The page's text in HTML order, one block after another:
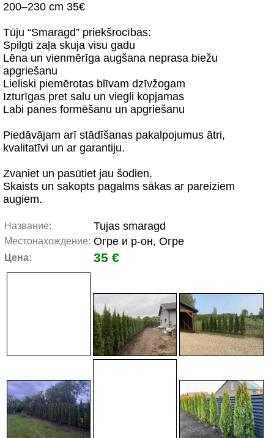
200–230 cm 35€
Tūju “Smaragd” priekšrocības:
Spilgti zaļa skuja visu gadu
Lēna un vienmērīga augšana neprasa biežu
apgriešanu
Lieliski piemērotas blīvam dzīvžogam
Izturīgas pret salu un viegli kopjamas
Labi panes formēšanu un apgriešanu
Piedāvājam arī stādīšanas pakalpojumus ātri,
kvalitatīvi un ar garantiju.
Zvaniet un pasūtiet jau šodien.
Skaists un sakopts pagalms sākas ar pareiziem
augiem.
Название: Tujas smaragd
Местонахождение: Огре и р-он, Огре
Цена: 35 €